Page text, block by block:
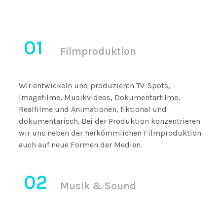
01 Filmproduktion
Wir entwickeln und produzieren TV-Spots,
Imagefilme, Musikvideos, Dokumentarfilme,
Realfilme und Animationen, fiktional und
dokumentarisch. Bei der Produktion konzentrieren
wir uns neben der herkömmlichen Filmproduktion
auch auf neue Formen der Medien.
02 Musik & Sound